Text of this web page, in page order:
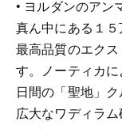
• ヨルダンのアン
真ん中にある１
最高品質のエク
す。ノーティカ
日間の「聖地」
広大なワディラ